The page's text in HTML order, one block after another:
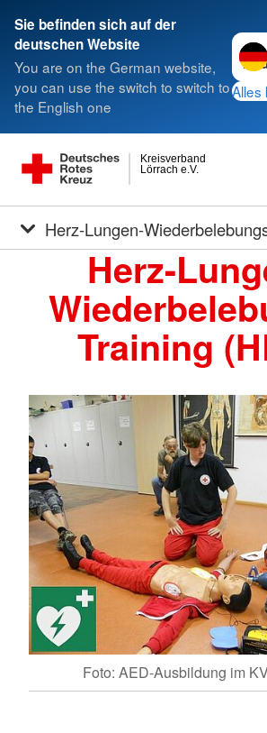
Sie befinden sich auf der
deutschen Website
You are on the German website,
you can use the switch to switch to
the English one
Alles
Lörrach e.V.
Kreisverband
Herz-Lungen-
Herz-
Training
Foto: AED-Ausbildung im